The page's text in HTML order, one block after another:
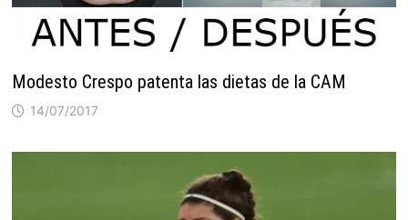
Modesto Crespo patenta las dietas de la CAM
14/07/2017